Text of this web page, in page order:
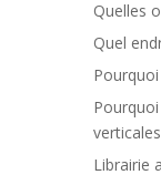
Quelles
Quel
Librairie